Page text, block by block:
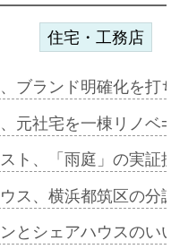
住宅・工務店
ブランド明確化を
元社宅を一棟リノ
ト、「雨庭」の実
ス、横浜都筑区の
とシェアハウスの